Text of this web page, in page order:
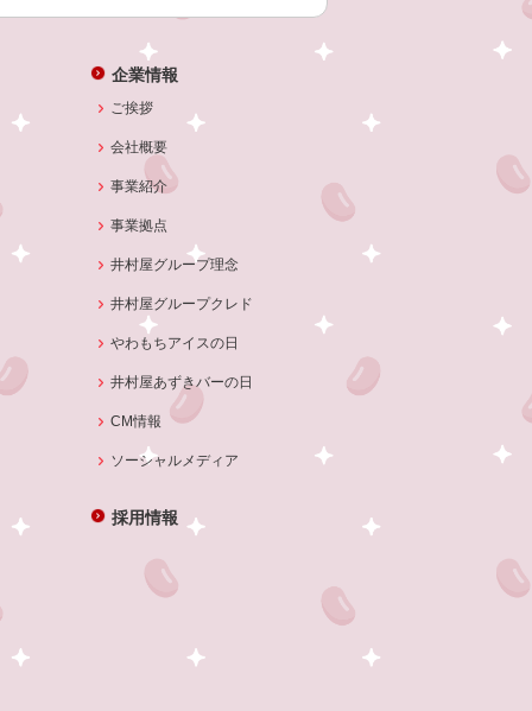
企業情報
ご挨拶
会社概要
事業紹介
事業拠点
井村屋グループ理念
井村屋グループクレド
やわもちアイスの日
井村屋あずきバーの日
CM情報
ソーシャルメディア
採用情報